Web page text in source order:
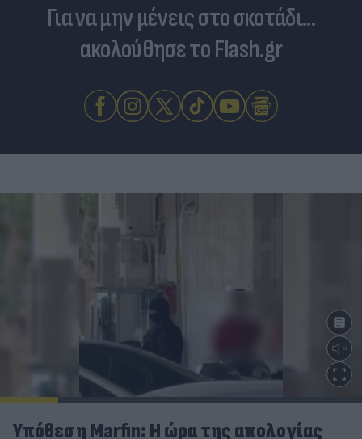
Για να μην μένεις στο σκοτάδι...
ακολούθησε το Flash.gr
Υπόθεση Marfin: Η ώρα της απολογίας